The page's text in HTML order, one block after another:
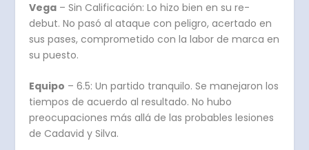
Vega – Sin Calificación: Lo hizo bien en su re-
debut. No pasó al ataque con peligro, acertado en
sus pases, comprometido con la labor de marca en
su puesto.
Equipo – 6.5: Un partido tranquilo. Se manejaron los
tiempos de acuerdo al resultado. No hubo
preocupaciones más allá de las probables lesiones
de Cadavid y Silva.